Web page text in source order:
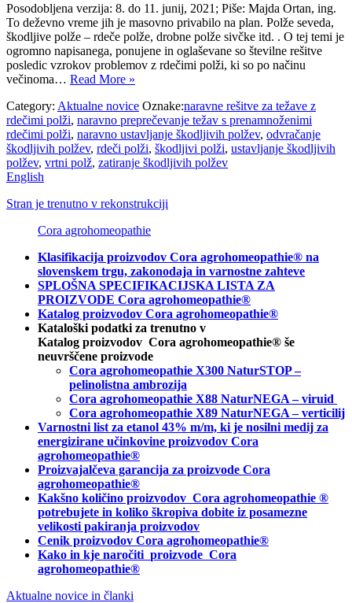
Posodobljena verzija: 8. do 11. junij, 2021; Piše: Majda Ortan, ing.
To deževno vreme jih je masovno privabilo na plan. Polže seveda,
škodljive polže – rdeče polže, drobne polže sivčke itd. . O tej temi je
ogromno napisanega, ponujene in oglaševane so številne rešitve
posledic vzrokov problemov z rdečimi polži, ki so po načinu
večinoma… Read More »
Category: Aktualne novice Oznake:naravne rešitve za težave z
rdečimi polži, naravno preprečevanje težav s prenamnoženimi
rdečimi polži, naravno ustavljanje škodljivih polžev, odvračanje
škodljivih polžev, rdeči polži, škodljivi polži, ustavljanje škodljivih
polžev, vrtni polž, zatiranje škodljivih polžev
English
Stran je trenutno v rekonstrukciji
Cora agrohomeopathie
Klasifikacija proizvodov Cora agrohomeopathie® na
slovenskem trgu, zakonodaja in varnostne zahteve
SPLOŠNA SPECIFIKACIJSKA LISTA ZA
PROIZVODE Cora agrohomeopathie®
Katalog proizvodov Cora agrohomeopathie®
Kataloški podatki za trenutno v
Katalog proizvodov Cora agrohomeopathie® še
neuvrščene proizvode
Cora agrohomeopathie X300 NaturSTOP –
pelinolistna ambrozija
Cora agrohomeopathie X88 NaturNEGA – viruid
Cora agrohomeopathie X89 NaturNEGA – verticilij
Varnostni list za etanol 43% m/m, ki je nosilni medij za
energizirane učinkovine proizvodov Cora
agrohomeopathie®
Proizvajalčeva garancija za proizvode Cora
agrohomeopathie®
Kakšno količino proizvodov Cora agrohomeopathie ®
potrebujete in koliko škropiva dobite iz posamezne
velikosti pakiranja proizvodov
Cenik proizvodov Cora agrohomeopathie®
Kako in kje naročiti proizvode Cora
agrohomeopathie®
Aktualne novice in članki